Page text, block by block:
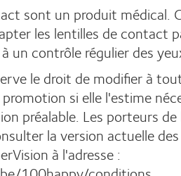
sont un produit médical.
les lentilles de contact
un contrôle régulier des
le droit de modifier à
si elle l'estime
préalable. Les porteurs
la version actuelle
à l'adresse :